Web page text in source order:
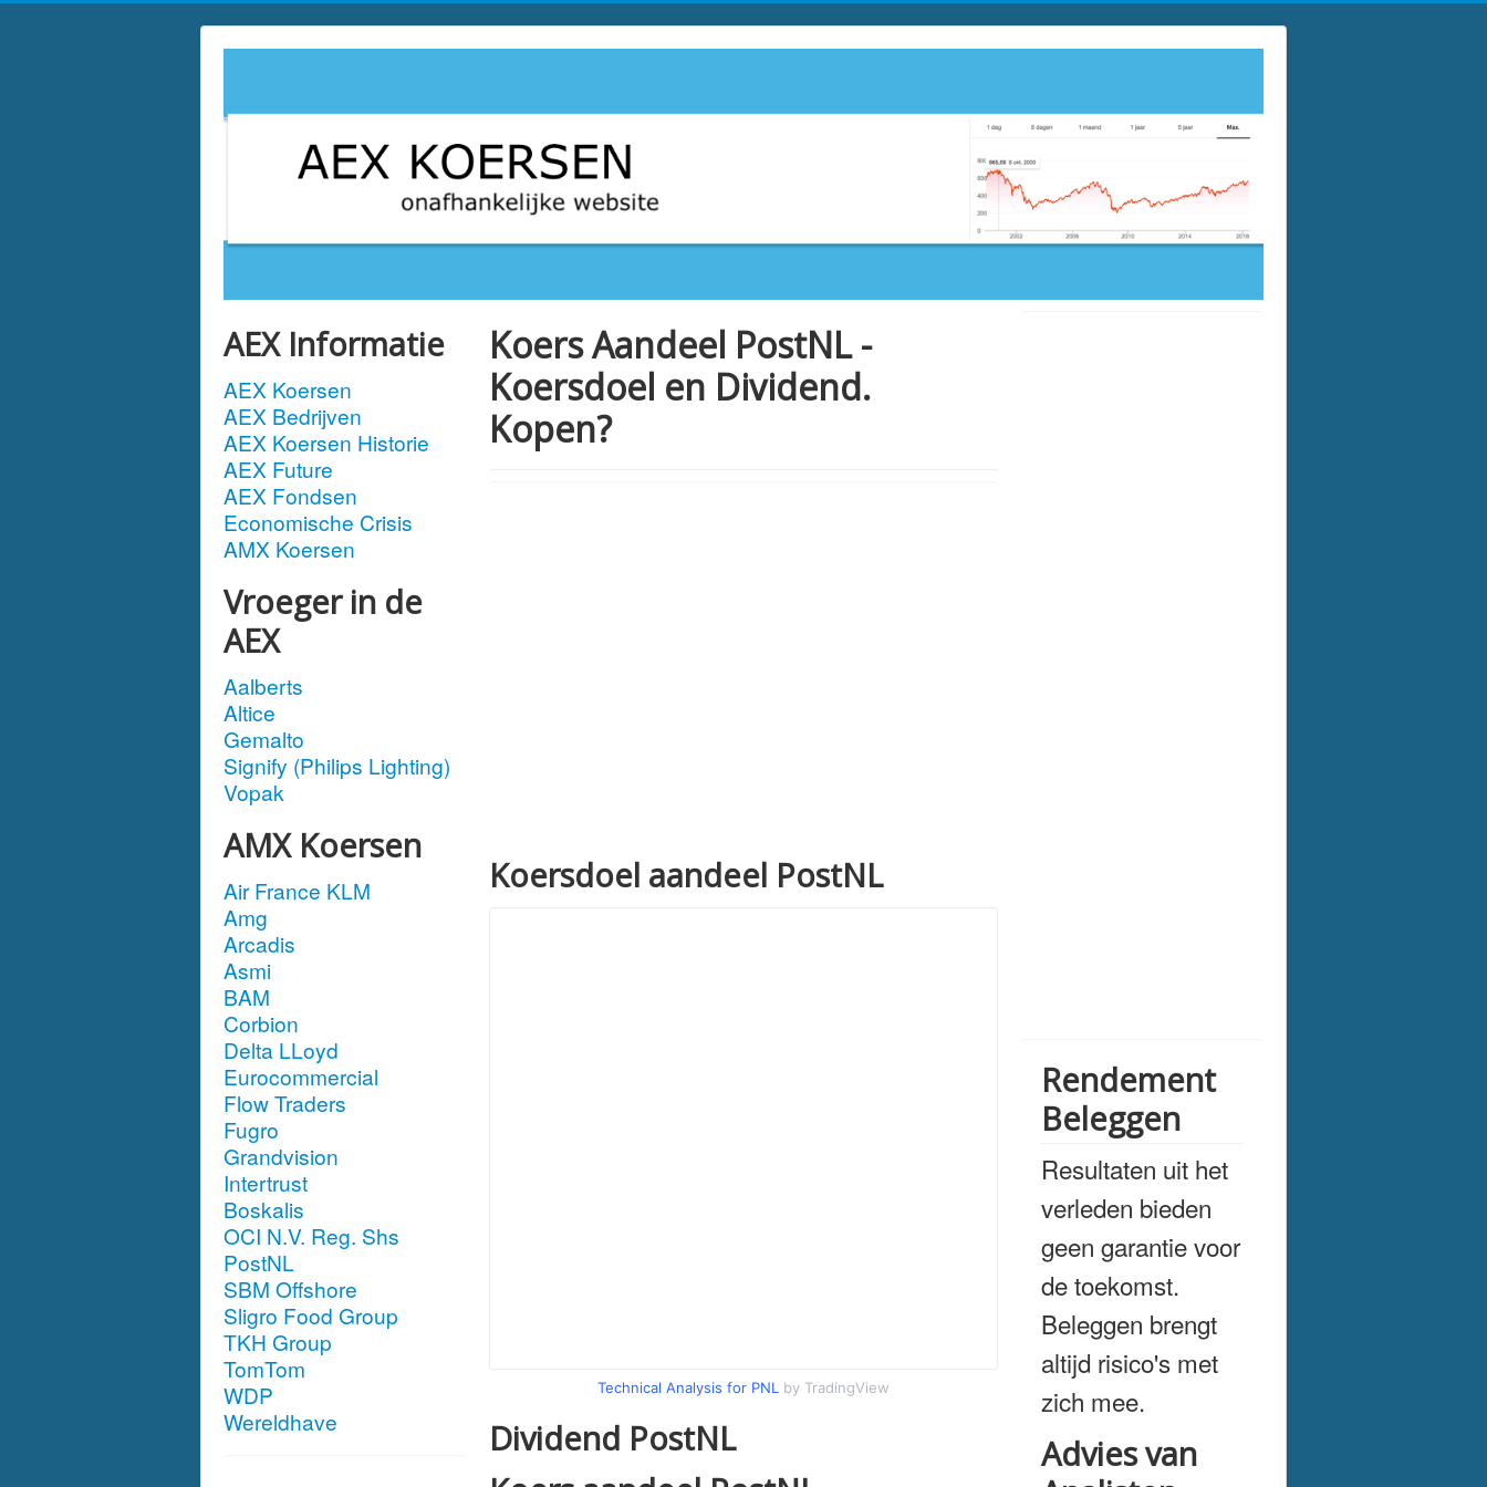
AEX Informatie
AEX Koersen
AEX Bedrijven
AEX Koersen Historie
AEX Future
AEX Fondsen
Economische Crisis
AMX Koersen
Vroeger in de
AEX
Aalberts
Altice
Gemalto
Signify (Philips Lighting)
Vopak
AMX Koersen
Air France KLM
Amg
Arcadis
Asmi
BAM
Corbion
Delta LLoyd
Eurocommercial
Flow Traders
Fugro
Grandvision
Intertrust
Boskalis
OCI N.V. Reg. Shs
PostNL
SBM Offshore
Sligro Food Group
TKH Group
TomTom
WDP
Wereldhave
Koers Aandeel PostNL -
Koersdoel en Dividend.
Kopen?
Koersdoel aandeel PostNL
Technical Analysis for PNL by TradingView
Dividend PostNL
Rendement
Beleggen
Resultaten uit het
verleden bieden
geen garantie voor
de toekomst.
Beleggen brengt
altijd risico's met
zich mee.
Advies van